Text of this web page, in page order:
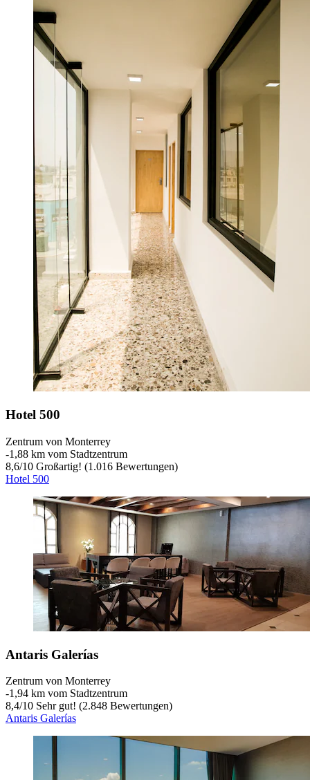
Hotel 500
Zentrum von Monterrey
‐1,88 km vom Stadtzentrum
8,6/10 Großartig! (1.016 Bewertungen)
Hotel 500
Antaris Galerías
Zentrum von Monterrey
‐1,94 km vom Stadtzentrum
8,4/10 Sehr gut! (2.848 Bewertungen)
Antaris Galerías